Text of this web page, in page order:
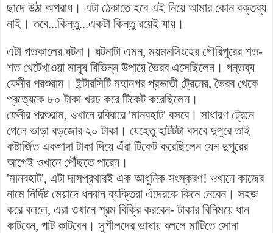
ছাদে উঠা অপরাধ। এটা ঠেকাতে হবে এই নিয়ে আমার কোন বক্তব্য
নাই। তবে...কিন্তু...একটা কিন্তু রয়েই যায়।
এটা গতকালের ঘটনা। ঘটনাটা এমন, ময়মনসিংহের গৌরিপুরের শত-
শত খেটেখাওয়া মানুষ বিভিন্ন উপায়ে ভৈরব এসেছিলেন। গন্তব্য
ফেনীর পরশুরাম। ইন্টারসিটি মহানগর প্রভাতী ট্রেনের, ভৈরব থেকে
প্রত্যেকে ৮০ টাকা খরচ করে টিকেট করেছিলেন।
ফেনীর পরশুরাম, ওখানে রবিবারে 'মানবহাট' বসবে। সাধারণ ট্রেনে
গেলে ভাড়া বড়জোর ২০ টাকা। যেহেতু হাটটটা বসবে দুপুরে তাই
কষ্টার্জিত একগাদা টাকা দিয়ে এঁরা টিকেট করেছিলেন যেন দুপুরের
আগেই ওখানে পৌঁছতে পারেন।
'মানবহাট', এটা দাসপ্রথারই এক আধুনিক সংস্করণ! ওখানে কাজের
নামে নির্দিষ্ট মেয়াদে ধনবান ব্যক্তিরা এঁদেরকে কিনে নেবেন। সহজ
করে বললে, এরা ওখানে শ্রম বিক্রি করবেন- টাকার বিনিময়ে ধান
কাটবেন, পাট কাটবেন। সুশীলদের ভাষায় বললে মাটিতে সোনা